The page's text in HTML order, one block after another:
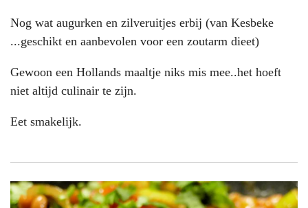
Nog wat augurken en zilveruitjes erbij (van Kesbeke
...geschikt en aanbevolen voor een zoutarm dieet)
Gewoon een Hollands maaltje niks mis mee..het hoeft
niet altijd culinair te zijn.
Eet smakelijk.